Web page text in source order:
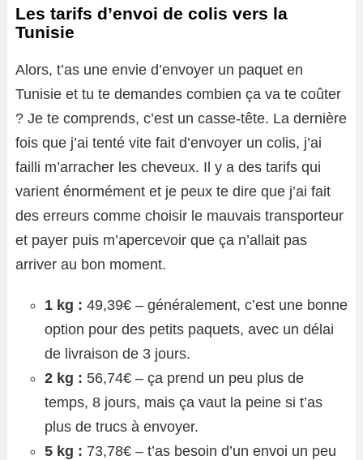
Les tarifs d’envoi de colis vers la
Tunisie
Alors, t’as une envie d’envoyer un paquet en
Tunisie et tu te demandes combien ça va te coûter
? Je te comprends, c’est un casse-tête. La dernière
fois que j’ai tenté vite fait d’envoyer un colis, j’ai
failli m’arracher les cheveux. Il y a des tarifs qui
varient énormément et je peux te dire que j’ai fait
des erreurs comme choisir le mauvais transporteur
et payer puis m’apercevoir que ça n’allait pas
arriver au bon moment.
1 kg : 49,39€ – généralement, c’est une bonne
option pour des petits paquets, avec un délai
de livraison de 3 jours.
2 kg : 56,74€ – ça prend un peu plus de
temps, 8 jours, mais ça vaut la peine si t’as
plus de trucs à envoyer.
5 kg : 73,78€ – t’as besoin d’un envoi un peu